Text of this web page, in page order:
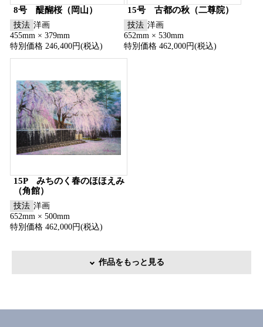
8号 醍醐桜（岡山）
技法 洋画
455mm × 379mm
特別価格 246,400円(税込)
15号 古都の秋（二尊院）
技法 洋画
652mm × 530mm
特別価格 462,000円(税込)
15P みちのく春のほほえみ
（角館）
技法 洋画
652mm × 500mm
特別価格 462,000円(税込)
作品をもっと見る